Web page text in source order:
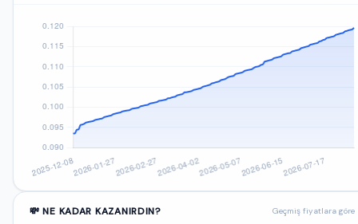
💸 NE KADAR KAZANIRDIN? Geçmiş fiyatlara göre